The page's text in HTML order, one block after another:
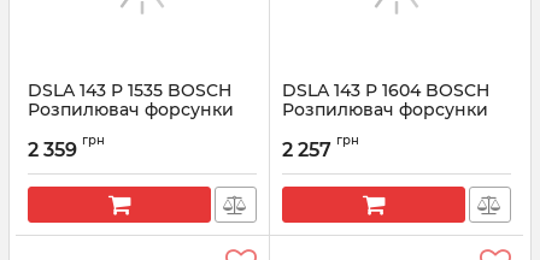
DSLA 143 P 1535 BOSCH
Розпилювач форсунки
Артикул:
2 359 грн
DSLA 143 P 1604 BOSCH
Розпилювач форсунки
Артикул:
2 257 грн